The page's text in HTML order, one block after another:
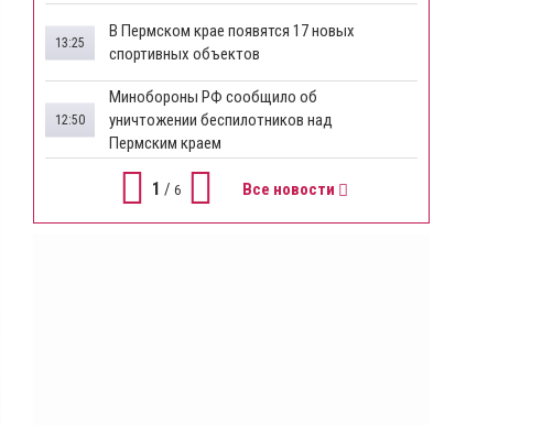
​В Пермском крае появятся 17 новых
спортивных объектов
13:25
Минобороны РФ сообщило об
уничтожении беспилотников над
Пермским краем
12:50
1 / 6 Все новости